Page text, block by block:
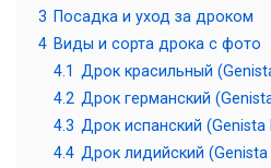
3 Посадка и уход за дроком
4 Виды и сорта дрока с фото
4.1 Дрок красильный
4.2 Дрок германский
4.3 Дрок испанский (Genista
4.4 Дрок лидийский (Genista